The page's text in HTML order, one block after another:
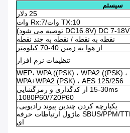
سیستم
25 دلار
TX:10 وات/Rx:7 وات
DC 7-18V (DC16.8V توصیه می شود)
نقطه به نقطه / نقطه به چند نقطه
از هوا به زمین 40-70 کیلومتر
تنظیمات نرم افزار
WEP، WPA ((PSK) ، WPA2 ((PSK) ،
WPA+WPA2 (PSK) ، AES 125/256
15-30ms از کدگذاری و رمزگشایی
1080P60/720P60.
یکپارچه کردن چندین پیوند رادیویی،
SBUS/PPM/TTLS 1 ماژول ارتباطات حرفه
ای